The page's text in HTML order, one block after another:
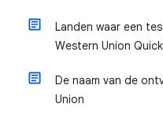
Landen waar een
Western Union
De naam van de
Union